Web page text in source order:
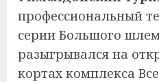
профессиональный
серии Большого
разыгрывался на
кортах комплекса